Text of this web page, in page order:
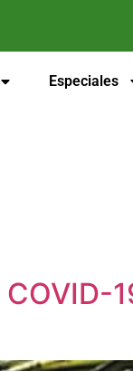
Especiales